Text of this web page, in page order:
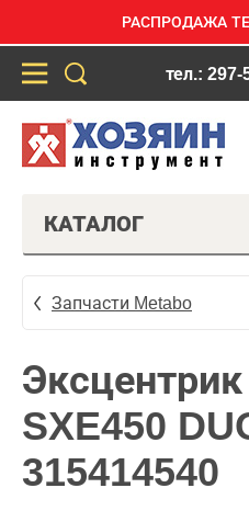
РАСПРОДАЖА
тел.: 297-
КАТАЛОГ
Запчасти Metabo
SXE450
315414540